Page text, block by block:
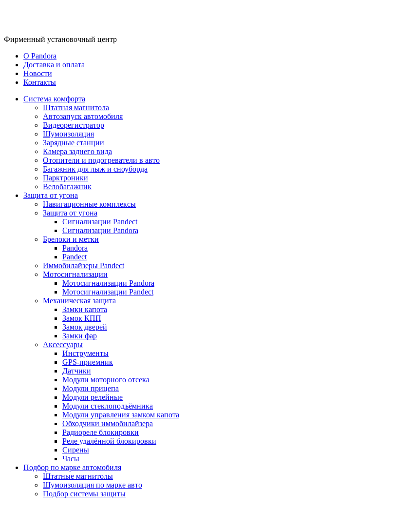
Фирменный установочный центр
O Pandora
Доставка и оплата
Новости
Контакты
Система комфорта
Штатная магнитола
Автозапуск автомобиля
Видеорегистратор
Шумоизоляция
Зарядные станции
Камера заднего вида
Отопители и подогреватели в авто
Багажник для лыж и сноуборда
Парктроники
Велобагажник
Защита от угона
Навигационные комплексы
Защита от угона
Сигнализации Pandect
Сигнализации Pandora
Брелоки и метки
Pandora
Pandect
Иммобилайзеры Pandect
Мотосигнализации
Мотосигнализации Pandora
Мотосигнализации Pandect
Механическая защита
Замки капота
Замок КПП
Замок дверей
Замки фар
Аксессуары
Инструменты
GPS-приемник
Датчики
Модули моторного отсека
Модули прицепа
Модули релейные
Модули стеклоподъёмника
Модули управления замком капота
Обходчики иммобилайзера
Радиореле блокировки
Реле удалённой блокировки
Сирены
Часы
Подбор по марке автомобиля
Штатные магнитолы
Шумоизоляция по марке авто
Подбор системы защиты